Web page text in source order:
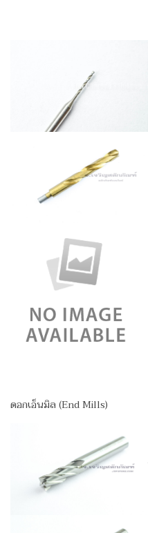
ดอกเอ็นมิล (End Mills)